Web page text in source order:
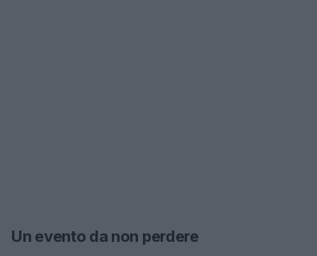
Un evento da non perdere